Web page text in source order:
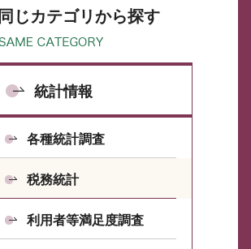
同じカテゴリから探す
統計情報
各種統計調査
税務統計
利用者等満足度調査